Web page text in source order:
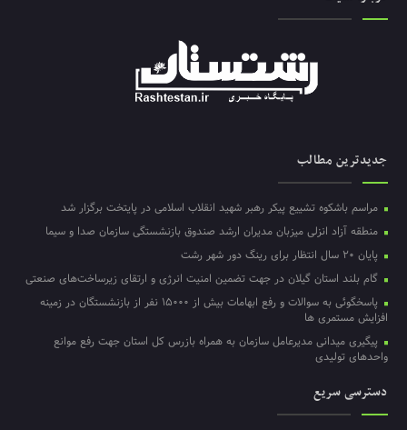
جدیدترین مطالب
مراسم باشکوه تشییع پیکر رهبر شهید انقلاب اسلامی در پایتخت برگزار شد
منطقه آزاد انزلی میزبان مدیران ارشد صندوق بازنشستگی سازمان صدا و سیما
پایان ۲۰ سال انتظار برای رینگ دور شهر رشت
گام بلند استان گیلان در جهت تضمین امنیت انرژی و ارتقای زیرساخت‌های صنعتی
پاسخگوئی به سوالات و رفع ابهامات بیش از ۱۵۰۰۰ نفر از بازنشستگان در زمینه
افزایش مستمری ها
پیگیری میدانی مدیرعامل سازمان به همراه بازرس کل استان جهت رفع موانع
واحدهای تولیدی
دسترسی سریع